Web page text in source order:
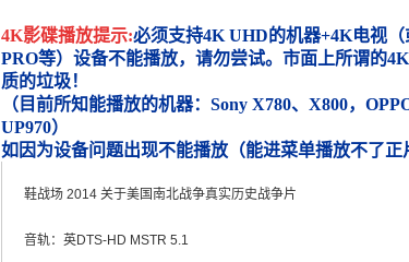
4K影碟播放提示:必须支持4K UHD的机器+4K电视
PRO等）设备不能播放，请勿尝试。市面上所谓的
质的垃圾！
（目前所知能播放的机器：Sony X780、X800，
UP970）
如因为设备问题出现不能播放（能进菜单播放不了正
鞋战场 2014 关于美国南北战争真实历史战争片
音轨：英DTS-HD MSTR 5.1